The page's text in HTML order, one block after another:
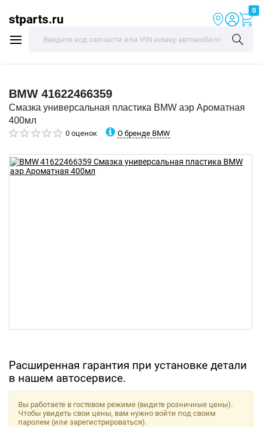
stparts.ru
0
BMW 41622466359
Смазка универсальная пластика BMW аэр Ароматная
400мл
0 оценок О бренде BMW
Расширенная гарантия при установке детали
в нашем автосервисе.
Вы работаете в гостевом режиме (видите розничные цены).
Чтобы увидеть свои цены, вам нужно войти под своим
паролем (или зарегистрироваться).